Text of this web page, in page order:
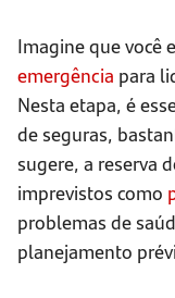
Imagine que você
emergência para
Nesta etapa, é
de seguras,
sugere, a reserva
imprevistos como
problemas de
planejamento